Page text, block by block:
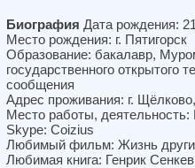
Биография Дата рождения:
Место рождения: г. Пятигорск
Образование: бакалавр,
государственного открытого
сообщения
Адрес проживания: г.
Место работы, деятельность:
Skype: Coizius
Любимый фильм: Жизнь
Любимая книга: Генрик